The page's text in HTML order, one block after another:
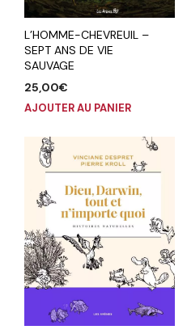
L’HOMME-CHEVREUIL –
SEPT ANS DE VIE
SAUVAGE
25,00€
AJOUTER AU PANIER